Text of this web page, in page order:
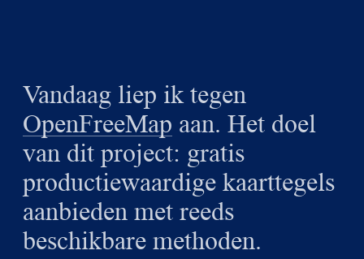
Vandaag liep ik tegen
OpenFreeMap aan. Het doel
van dit project: gratis
productiewaardige kaarttegels
aanbieden met reeds
beschikbare methoden.